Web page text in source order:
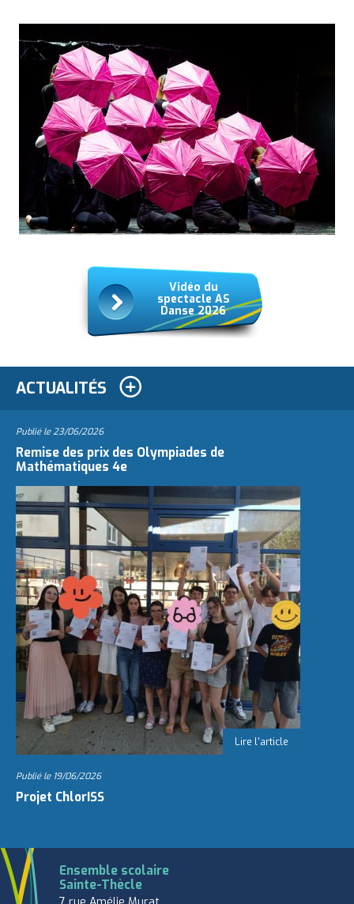
Vidéo du
spectacle AS
Danse 2026
ACTUALITÉS
Publié le23/06/2026
Remise des prix des Olympiades de
Mathématiques 4e
Publié le 19/06/2026
Projet ChlorISS
Ensemble scolaire
Sainte-Thècle